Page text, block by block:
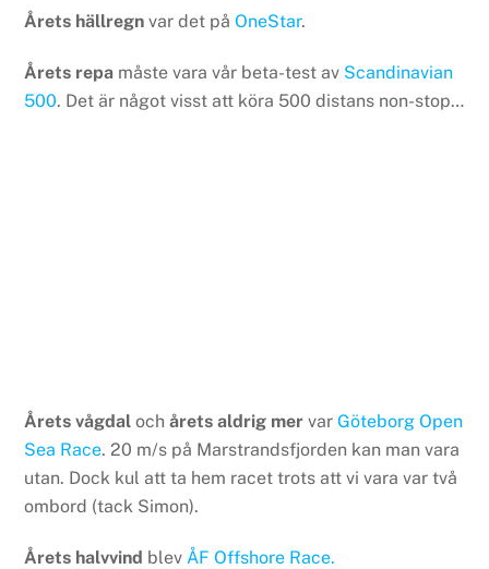
Årets hällregn var det påOneStar.
Årets repa måste vara vår beta-test av Scandinavian
500. Det är något visst att köra 500 distans non-stop…
Årets vågdal ochårets aldrig mer varGöteborg Open
Sea Race. 20 m/s på Marstrandsfjorden kan man vara
utan. Dock kul att ta hem racet trots att vi vara var två
ombord (tack Simon).
Årets halvvind blev ÅF Offshore Race.